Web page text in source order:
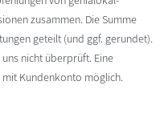
zusammen. Die Summe
geteilt (und ggf. gerundet).
nicht überprüft. Eine
Kundenkonto möglich.